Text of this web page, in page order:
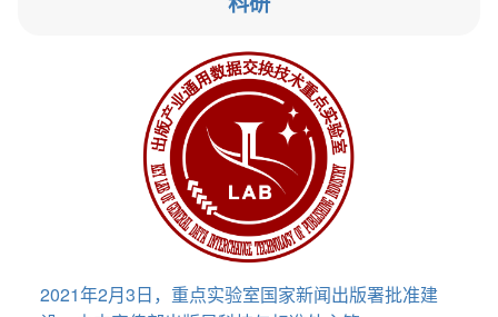
2021年2月3日，重点实验室国家新闻出版署批准建